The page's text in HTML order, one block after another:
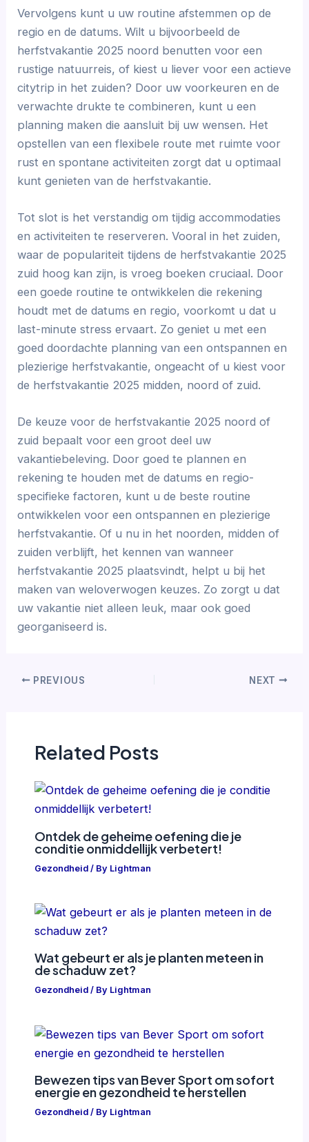
Vervolgens kunt u uw routine afstemmen op de
regio en de datums. Wilt u bijvoorbeeld de
herfstvakantie 2025 noord benutten voor een
rustige natuurreis, of kiest u liever voor een actieve
citytrip in het zuiden? Door uw voorkeuren en de
verwachte drukte te combineren, kunt u een
planning maken die aansluit bij uw wensen. Het
opstellen van een flexibele route met ruimte voor
rust en spontane activiteiten zorgt dat u optimaal
kunt genieten van de herfstvakantie.
Tot slot is het verstandig om tijdig accommodaties
en activiteiten te reserveren. Vooral in het zuiden,
waar de populariteit tijdens de herfstvakantie 2025
zuid hoog kan zijn, is vroeg boeken cruciaal. Door
een goede routine te ontwikkelen die rekening
houdt met de datums en regio, voorkomt u dat u
last-minute stress ervaart. Zo geniet u met een
goed doordachte planning van een ontspannen en
plezierige herfstvakantie, ongeacht of u kiest voor
de herfstvakantie 2025 midden, noord of zuid.
De keuze voor de herfstvakantie 2025 noord of
zuid bepaalt voor een groot deel uw
vakantiebeleving. Door goed te plannen en
rekening te houden met de datums en regio-
specifieke factoren, kunt u de beste routine
ontwikkelen voor een ontspannen en plezierige
herfstvakantie. Of u nu in het noorden, midden of
zuiden verblijft, het kennen van wanneer
herfstvakantie 2025 plaatsvindt, helpt u bij het
maken van weloverwogen keuzes. Zo zorgt u dat
uw vakantie niet alleen leuk, maar ook goed
georganiseerd is.
PREVIOUS NEXT
Related Posts
Ontdek de geheime oefening die je
conditie onmiddellijk verbetert!
Gezondheid/ By Lightman
Wat gebeurt er als je planten meteen in
de schaduw zet?
Gezondheid/ By Lightman
Bewezen tips van Bever Sport om sofort
energie en gezondheid te herstellen
Gezondheid/ By Lightman